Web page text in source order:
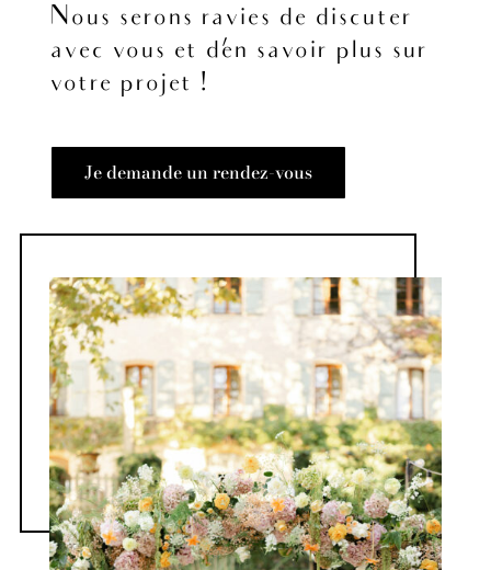
Nous serons ravies de discuter
avec vous et d’en savoir plus sur
votre projet !
Je demande un rendez-vous